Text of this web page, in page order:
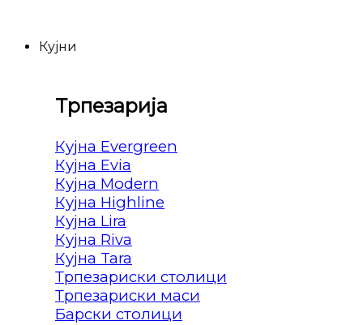
Кујни
Трпезарија
Кујна Evergreen
Кујна Evia
Кујна Modern
Кујна Highline
Кујна Lira
Кујна Riva
Кујна Tara
Трпезариски столици
Трпезариски маси
Барски столици